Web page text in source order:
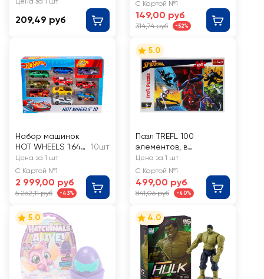
209,49 руб
Т18030
С Картой №1
149,00 руб
314,74 руб -52%
Набор машинок
HOT WHEELS 1:64
коллекционных,
литых Арт. 54886
10шт
Цена за 1 шт
С Картой №1
2 999,00 руб
5 262,11 руб -43%
5.0
Пазл TREFL 100
элементов, в
ассортименте
Цена за 1 шт
С Картой №1
499,00 руб
841,06 руб -40%
5.0 4.0